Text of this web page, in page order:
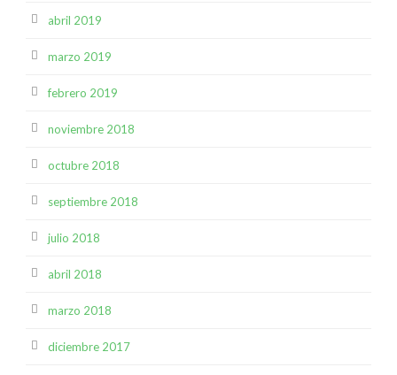
abril 2019
marzo 2019
febrero 2019
noviembre 2018
octubre 2018
septiembre 2018
julio 2018
abril 2018
marzo 2018
diciembre 2017